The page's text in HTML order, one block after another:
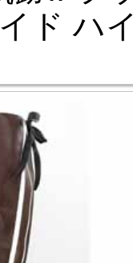
ド ハ
レブー